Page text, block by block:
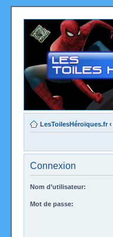
LesToilesHéroïques.fr ‹
Connexion
Nom d’utilisateur:
Mot de passe: